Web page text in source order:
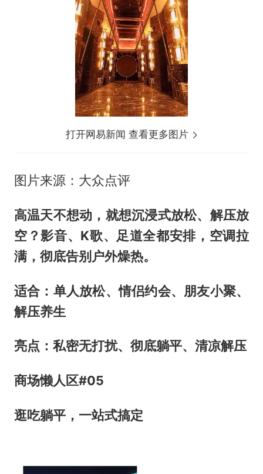
打开网易新闻 查看更多图片
图片来源：大众点评
高温天不想动，就想沉浸式放松、解压放
空？影音、K歌、足道全都安排，空调拉
满，彻底告别户外燥热。
适合：单人放松、情侣约会、朋友小聚、
解压养生
亮点：私密无打扰、彻底躺平、清凉解压
商场懒人区#05
逛吃躺平，一站式搞定